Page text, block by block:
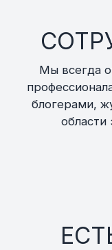
Мы всегда
блогерами,
области